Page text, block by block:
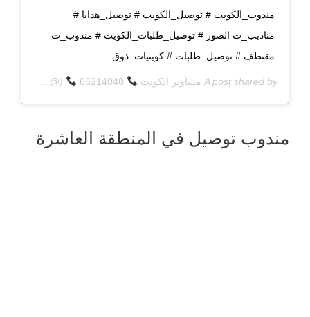
مندوب_الكويت # توصيل_الكويت # توصيل_هدايا #
مناديب_ت الصور # توصيل_طلبات_الكويت # مندوب_ت
مقتطف # توصيل_طلبات # كويتيات_ذوق
A post shared by مشاوير الكويت (@q8deliverycom) on
مندوب توصيل في المنطقة العاشرة